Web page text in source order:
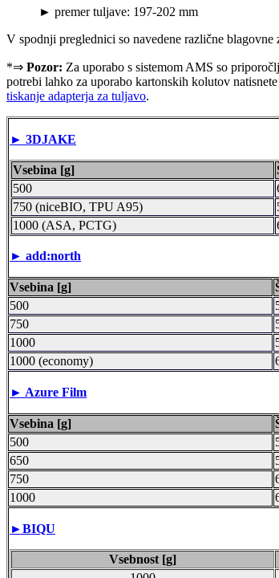
► premer tuljave: 197-202 mm
V spodnji preglednici so navedene različne
*⇒ Pozor: Za uporabo s sistemom AMS so
potrebi lahko za uporabo kartonskih kolutov
tiskanje adapterja za tuljavo.
► 3DJAKE
Vsebina [g]
500
750 (niceBIO, TPU A95)
1000 (ASA, PCTG)
► add:north
Vsebina [g]
500
750
1000
1000 (economy)
► Azure Film
Vsebina [g]
500
650
750
1000
►BIQU
Vsebnost [g]